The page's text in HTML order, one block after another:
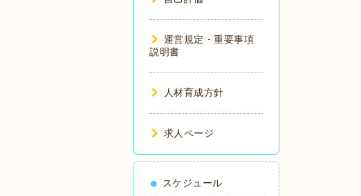
運営規定・重要事項
説明書
人材育成方針
求人ページ
スケジュール